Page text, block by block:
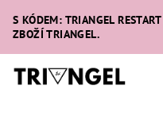
obsah
S KÓDEM: TRIANGEL
ZBOŽÍ TRIANGEL.